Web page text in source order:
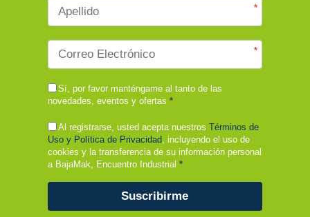
*
*
Sí, por favor manténgame al tanto de las
novedades, eventos y ofertas *
Al registrarse, usted acepta nuestros Términos de
Uso y Política de Privacidad, incluyendo el uso de
cookies y la transferencia de su información personal
a BajaMak, Encuentro Industrial *
Suscribirme